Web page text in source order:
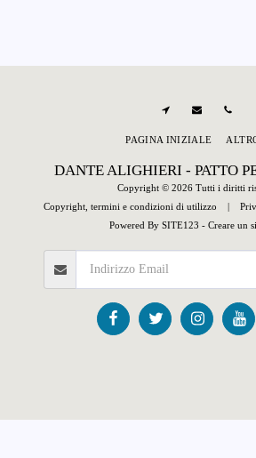
DANTE ALIGHIERI - PATTO
Copyright © 2026 Tutti i diritti
Copyright, termini e condizioni di utilizzo |
Powered By SITE123 - Creare un
PAGINA INIZIALE